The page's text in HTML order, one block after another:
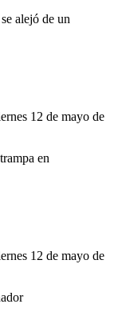
12 de mayo de
12 de mayo de